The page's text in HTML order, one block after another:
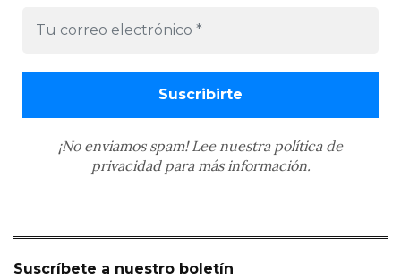
¡No enviamos spam! Lee nuestra política de
privacidadpara más información.
Suscríbete a nuestro boletín